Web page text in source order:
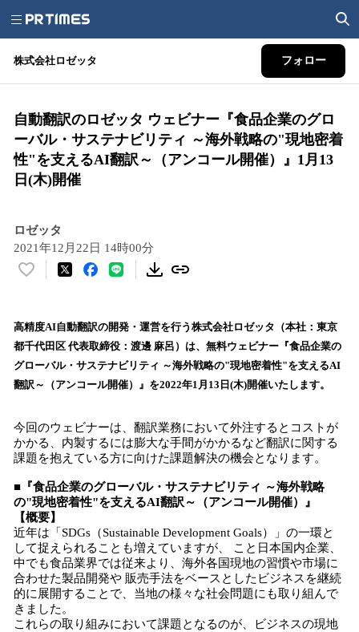
株式会社ロゼッタ フォロー
自動翻訳のロゼッタ ウェビナー『食品企業のグロ
ーバル・サステナビリティ ～海外戦略の"現地密着
性"を支えるAI翻訳～（アンコール開催）』1月13
日(木)開催
ロゼッタ
2021年12月22日 14時00分
い
！
数
を
読
み
中
で
す
高精度AI自動翻訳の開発・運営を行う株式会社ロゼッタ（本社：東京
都千代田区 代表取締役：渡邊 麻呂）は、無料ウェビナー『食品企業の
グローバル・サステナビリティ ～海外戦略の"現地密着性"を支えるAI
翻訳～（アンコール開催）』を2022年1月13日(木)開催いたします。
今回のウェビナーは、翻訳業務において外注するとコストが
かかる、内製するには膨大な手間がかかるなど翻訳に関する
課題を抱えている方に向けた課題解決の機会となります。
■『食品企業のグローバル・サステナビリティ ～海外戦略
の"現地密着性"を支えるAI翻訳～（アンコール開催）』
【概要】
近年は「SDGs（Sustainable Development Goals）」の一環と
して捉えられることも増えていますが、 こと日本国内企業、
中でも食品業界では従来より、海外各国現地の習慣や市場に
合わせた製品開発や 販売手法をベースとしたビジネスを継続
的に展開することで、当地の様々な社会問題にも取り組んで
きました。
これらの取り組みにおいて課題となるのが、ビジネスの現地